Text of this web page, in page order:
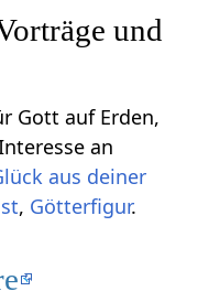
und
Gott auf Erden,
an
aus deiner
, Götterfigur.